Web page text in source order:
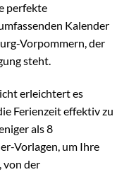
perfekte
Kalender
Vorpommern, der
steht.
erleichtert es
Ferienzeit effektiv zu
als 8
Vorlagen, um Ihre
von der